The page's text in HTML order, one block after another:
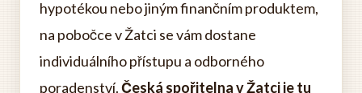
hypotékou nebo jiným finančním produktem,
na pobočce v Žatci se vám dostane
individuálního přístupu a odborného
poradenství.Česká spořitelna v Žatci je tu